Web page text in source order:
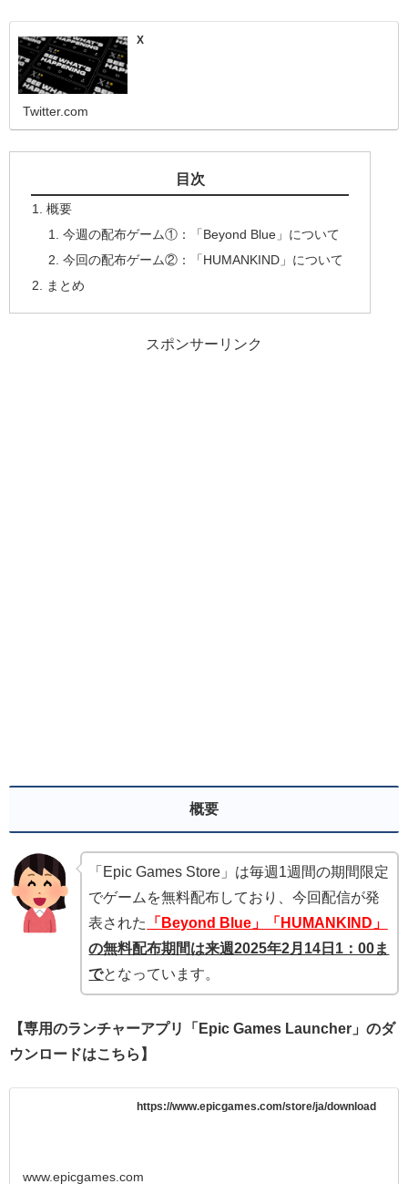
X
Twitter.com
目次
概要
今週の配布ゲーム①：「Beyond Blue」について
今回の配布ゲーム②：「HUMANKIND」について
まとめ
スポンサーリンク
概要
「Epic Games Store」は毎週1週間の期間限定
でゲームを無料配布しており、今回配信が発
表された
「Beyond Blue」
「HUMANKIND」
の無料配布期間は来週2025年2月14 日1：00ま
でとなっています。
【専用のランチャーアプリ「Epic Games Launcher」のダ
ウンロードはこちら】
https://www.epicgames.com/store/ja/download
www.epicgames.com